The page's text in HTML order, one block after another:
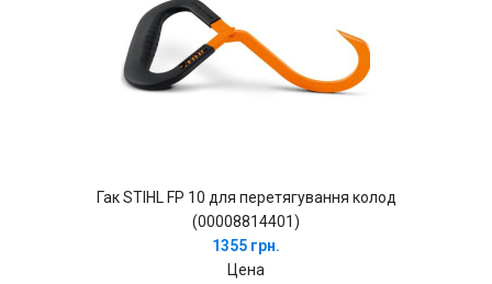
Гак STIHL FP 10 для перетягування колод
(00008814401)
1355 грн.
Цена